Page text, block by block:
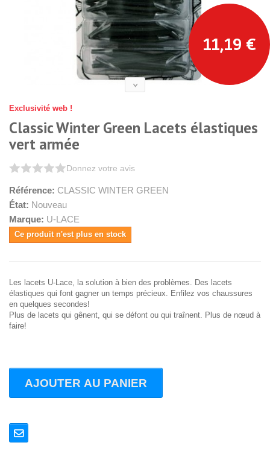
11,19 €
Exclusivité web !
Classic Winter Green Lacets élastiques
vert armée
Donnez votre avis
Référence: CLASSIC WINTER GREEN
État: Nouveau
Marque: U-LACE
Ce produit n'est plus en stock
Les lacets U-Lace, la solution à bien des problèmes. Des lacets
élastiques qui font gagner un temps précieux. Enfilez vos chaussures
en quelques secondes!
Plus de lacets qui gênent, qui se défont ou qui traînent. Plus de nœud à
faire!
AJOUTER AU PANIER